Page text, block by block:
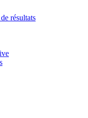
résultats